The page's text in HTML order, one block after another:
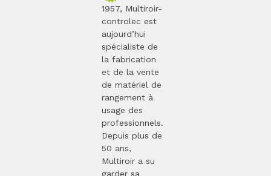
1957, Multiroir-
controlec est
aujourd’hui
spécialiste de
la fabrication
et de la vente
de matériel de
rangement à
usage des
professionnels.
Depuis plus de
50 ans,
Multiroir a su
garder sa